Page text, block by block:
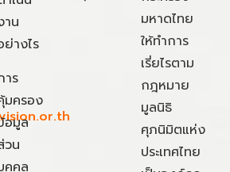
าน
ย่างไร
าร
มครอง
อมูล
วน
คคล
มหาดไทย
ให้ทำการ
เรี่ยไรตาม
กฎหมาย
มูลนิธิ
ศุภนิมิตแห่ง
ประเทศไทย